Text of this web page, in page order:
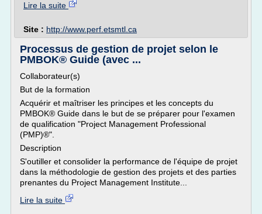
Lire la suite
Site : http://www.perf.etsmtl.ca
Processus de gestion de projet selon le
PMBOK® Guide (avec ...
Collaborateur(s)
But de la formation
Acquérir et maîtriser les principes et les concepts du
PMBOK® Guide dans le but de se préparer pour l'examen
de qualification "Project Management Professional
(PMP)®".
Description
S'outiller et consolider la performance de l'équipe de projet
dans la méthodologie de gestion des projets et des parties
prenantes du Project Management Institute...
Lire la suite